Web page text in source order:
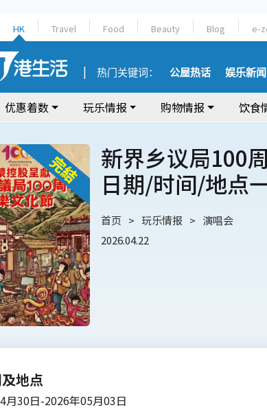
HK Travel Food Beauty Blog e-
热门关键词： 公屋热话 娱乐新闻
优惠着数 玩乐情报 购物情报 饮食
新界乡议局100
日期/时间/地点
首页 玩乐情报
演唱会
2026.04.22
地点
月30日-2026年05月03日